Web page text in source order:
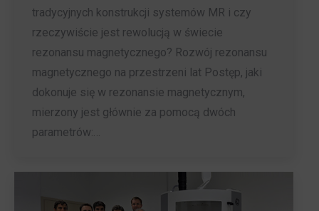
tradycyjnych konstrukcji systemów MR i czy
rzeczywiście jest rewolucją w świecie
rezonansu magnetycznego? Rozwój rezonansu
magnetycznego na przestrzeni lat Postęp, jaki
dokonuje się w rezonansie magnetycznym,
mierzony jest głównie za pomocą dwóch
parametrów:…